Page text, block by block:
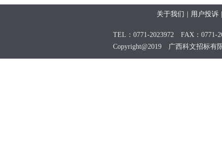
关于我们 用户投诉
TEL：0771-2023972 FAX：0771-
Copyright@2019 广西科文招标